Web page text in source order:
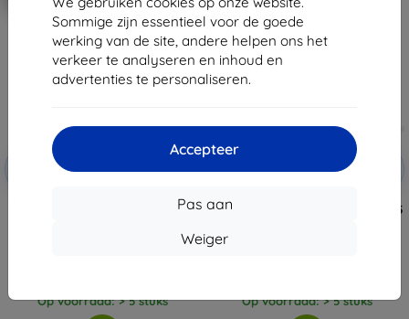
Sommige zijn essentieel voor de goede
werking van de site, andere helpen ons het
verkeer te analyseren en inhoud en
advertenties te personaliseren.
Accepteer
Pas aan
Weiger
met
EXTRA10
SPIGEN Glas.tr Slim 2 stuks
Op voorraad: > 5 stuks
-10%
met
EXTRA10
3MK SilverProtect+ Samsung A25
Op voorraad: > 5 stuks